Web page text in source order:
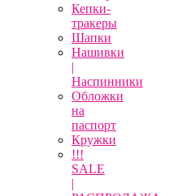
Кепки-
тракеры
Шапки
Нашивки
|
Наспинники
Обложки
на
паспорт
Кружки
!!!
SALE
|